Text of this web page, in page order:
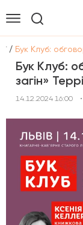
/ Бук Клуб:
Бук Клуб:
загін»
14.12.2024 16:00 •